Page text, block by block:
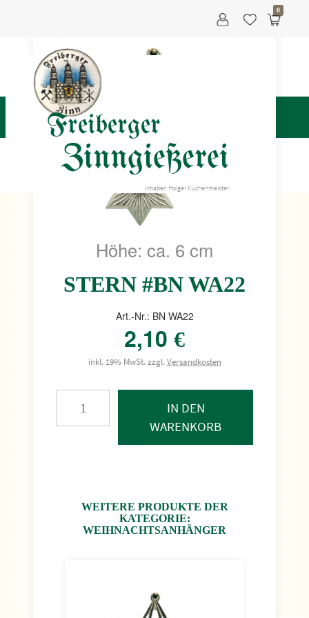
Freiberger
Zinngießerei
Inhaber: Holger Küchenmeister
0
Höhe: ca. 6 cm
STERN #BN WA22
Art.-Nr.: BN WA22
2,10 €
inkl. 19% MwSt. zzgl.Versandkosten
IN DEN
WARENKORB
WEITERE PRODUKTE DER
KATEGORIE:
WEIHNACHTSANHÄNGER